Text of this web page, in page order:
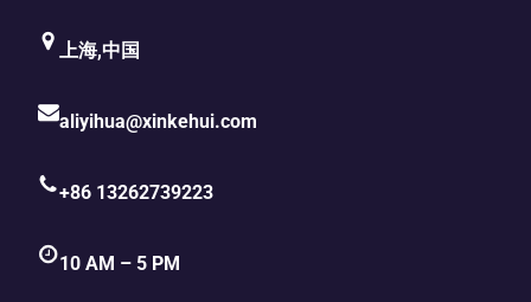
上海,中国
aliyihua@xinkehui.com
+86 13262739223
10 AM – 5 PM